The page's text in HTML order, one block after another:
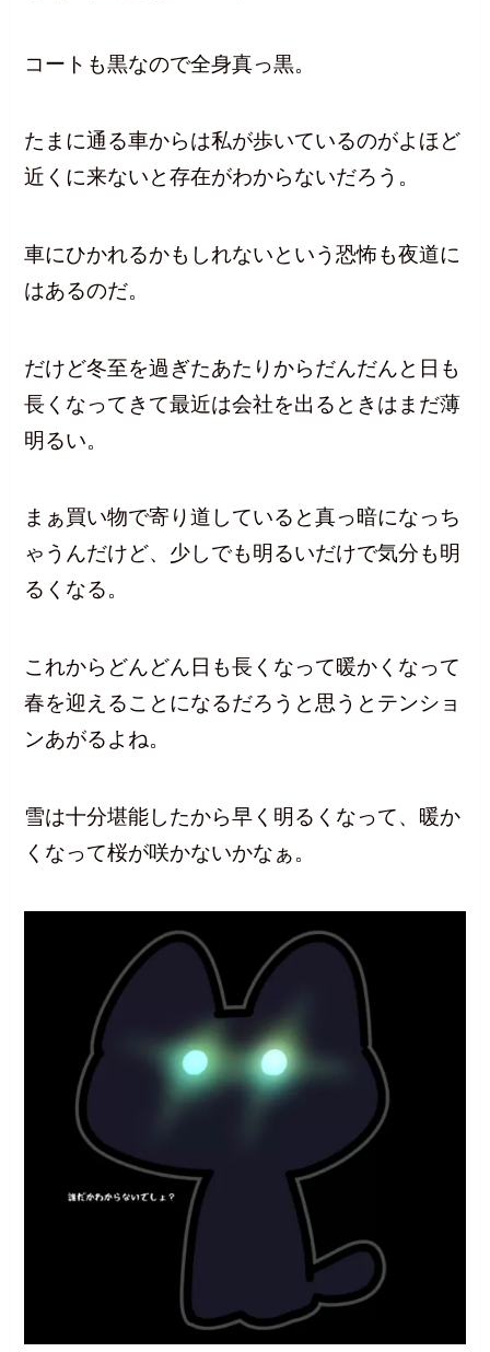
コートも黒なので全身真っ黒。
たまに通る車からは私が歩いているのがよほど
近くに来ないと存在がわからないだろう。
車にひかれるかもしれないという恐怖も夜道に
はあるのだ。
だけど冬至を過ぎたあたりからだんだんと日も
長くなってきて最近は会社を出るときはまだ薄
明るい。
まぁ買い物で寄り道していると真っ暗になっち
ゃうんだけど、少しでも明るいだけで気分も明
るくなる。
これからどんどん日も長くなって暖かくなって
春を迎えることになるだろうと思うとテンショ
ンあがるよね。
雪は十分堪能したから早く明るくなって、暖か
くなって桜が咲かないかなぁ。